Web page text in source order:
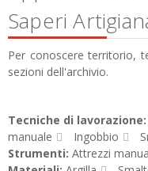
Saperi
Per conoscere territorio,
sezioni dell'archivio.
Tecniche di lavorazione:
manuale
Ingobbio
Strumenti: Attrezzi